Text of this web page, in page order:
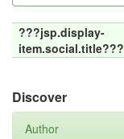
???jsp.display-
item.social.title???
Discover
Author